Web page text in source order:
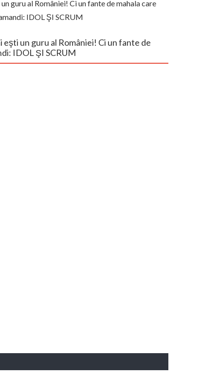
guru al României! Ci un fante de mahala care
IDOL ŞI SCRUM
un guru al României! Ci un fante de
IDOL ŞI SCRUM